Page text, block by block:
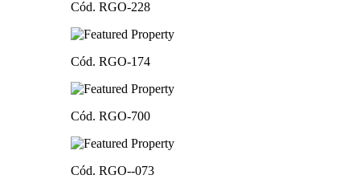
Cód. RGO-228
Cód. RGO-174
Cód. RGO-700
Cód. RGO--073